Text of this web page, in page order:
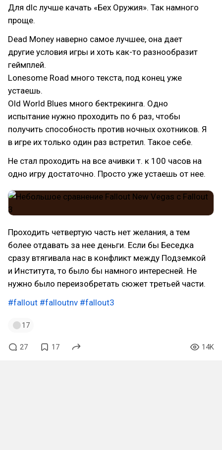
Для dlc лучше качать «Бех Оружия». Так намного
проще.
Dead Money наверно самое лучшее, она дает
другие условия игры и хоть как-то разнообразит
геймплей.
Lonesome Road много текста, под конец уже
устаешь.
Old World Blues много бектрекинга. Одно
испытание нужно проходить по 6 раз, чтобы
получить способность против ночных охотников. Я
в игре их только один раз встретил. Такое себе.
Не стал проходить на все ачивки т. к 100 часов на
одно игру достаточно. Просто уже устаешь от нее.
Проходить четвертую часть нет желания, а тем
более отдавать за нее деньги. Если бы Беседка
сразу втягивала нас в конфликт между Подземкой
и Института, то было бы намного интересней. Не
нужно было переизобретать сюжет третьей части.
#fallout #falloutnv #fallout3
17
27 17 14K